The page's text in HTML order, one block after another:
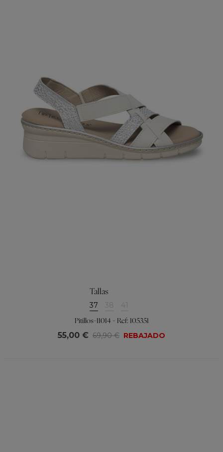
Tallas
37 38 41
Pitillos-11014 - Ref: 105351
55,00 € 69,90 € REBAJADO